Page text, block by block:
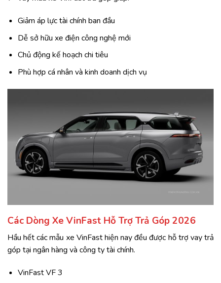
Giảm áp lực tài chính ban đầu
Dễ sở hữu xe điện công nghệ mới
Chủ động kế hoạch chi tiêu
Phù hợp cá nhân và kinh doanh dịch vụ
Các Dòng Xe VinFast Hỗ Trợ Trả Góp 2026
Hầu hết các mẫu xe VinFast hiện nay đều được hỗ trợ vay trả
góp tại ngân hàng và công ty tài chính.
VinFast VF 3